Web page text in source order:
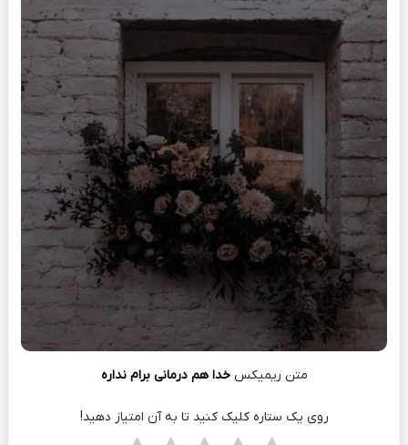
متن ریمیکسخدا هم درمانی برام نداره
روی یک ستاره کلیک کنید تا به آن امتیاز دهید!